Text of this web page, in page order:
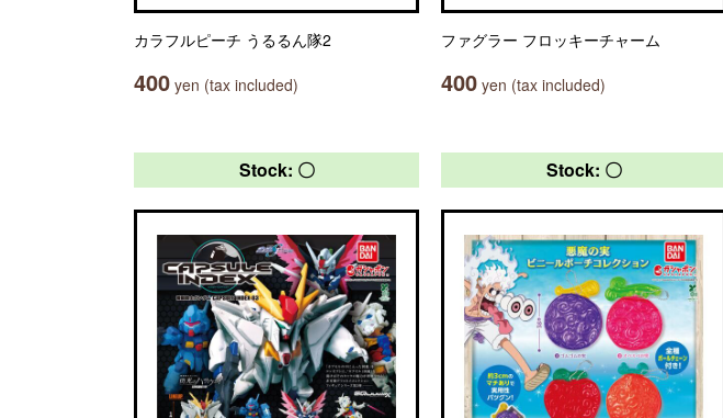
カラフルピーチ うるるん隊2
400 yen (tax included)
ファグラー フロッキーチャーム
400 yen (tax included)
Stock: 〇 Stock: 〇